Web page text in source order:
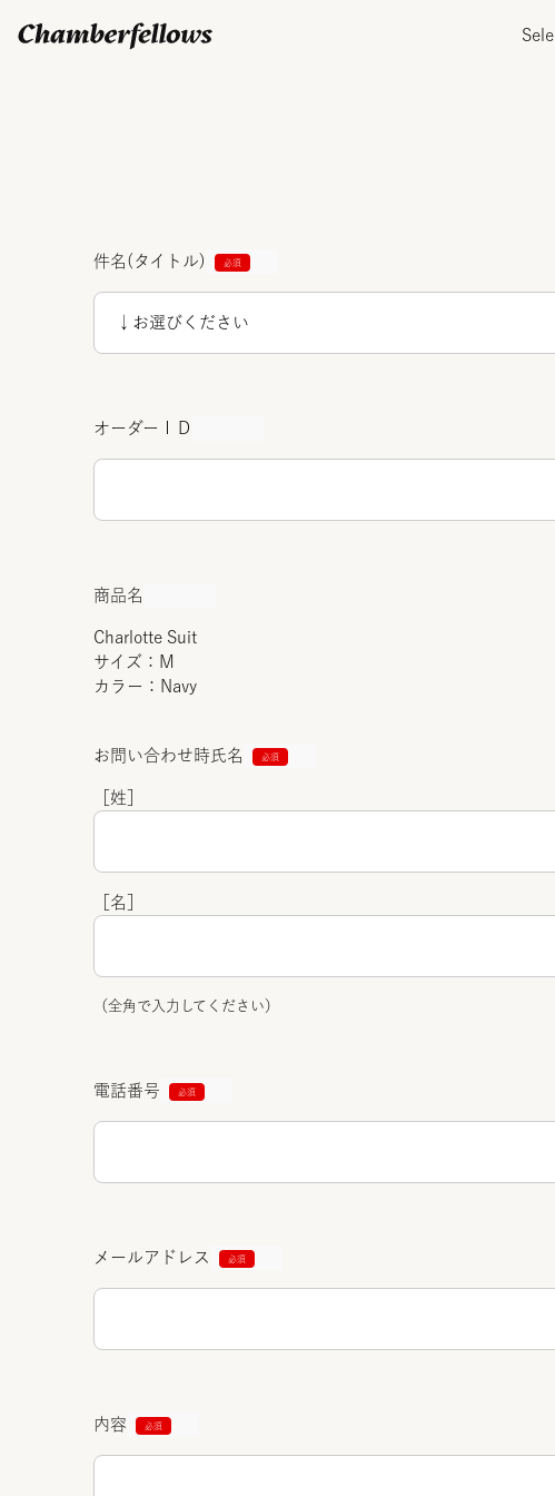
件名(タイトル)
オーダーＩＤ
商品名
Charlotte Suit
サイズ：M
カラー：Navy
お問い合わせ時氏名
［姓］
［名］
（全角で入力してください）
電話番号
メールアドレス
内容